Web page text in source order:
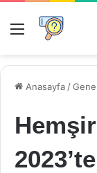
Menü
Anasayfa /Genel